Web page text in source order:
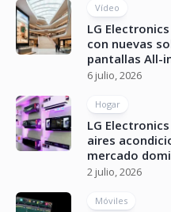
Vídeo
LG
con nuevas
pantallas All-
6 julio, 2026
Hogar
LG
aires
mercado
2 julio, 2026
Móviles